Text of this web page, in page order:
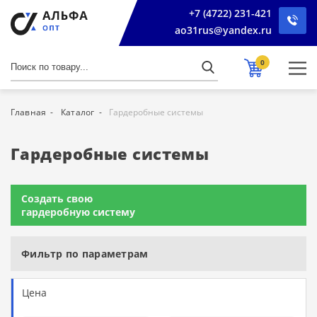
+7 (4722) 231-421
ao31rus@yandex.ru
0
Главная Каталог Гардеробные системы
Гардеробные системы
Создать свою
гардеробную систему
Фильтр по параметрам
Цена